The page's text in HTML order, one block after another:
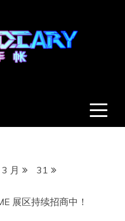
3 月
31
展区持续招商中！